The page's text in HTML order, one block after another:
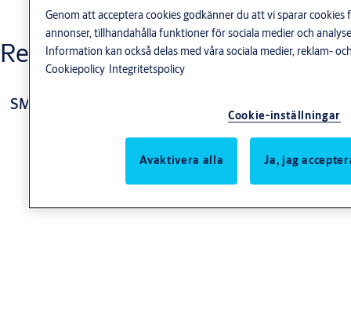
Relaterade produkter
SMARTair dörrtrycke Vector standard
Genom att acceptera cookies godkänner du att vi sparar cookies
annonser, tillhandahålla funktioner för sociala medier och
Information kan också delas med våra sociala medier, reklam-
Cookiepolicy Integritetspolicy
Cookie-inställningar
Avaktivera alla Ja, jag